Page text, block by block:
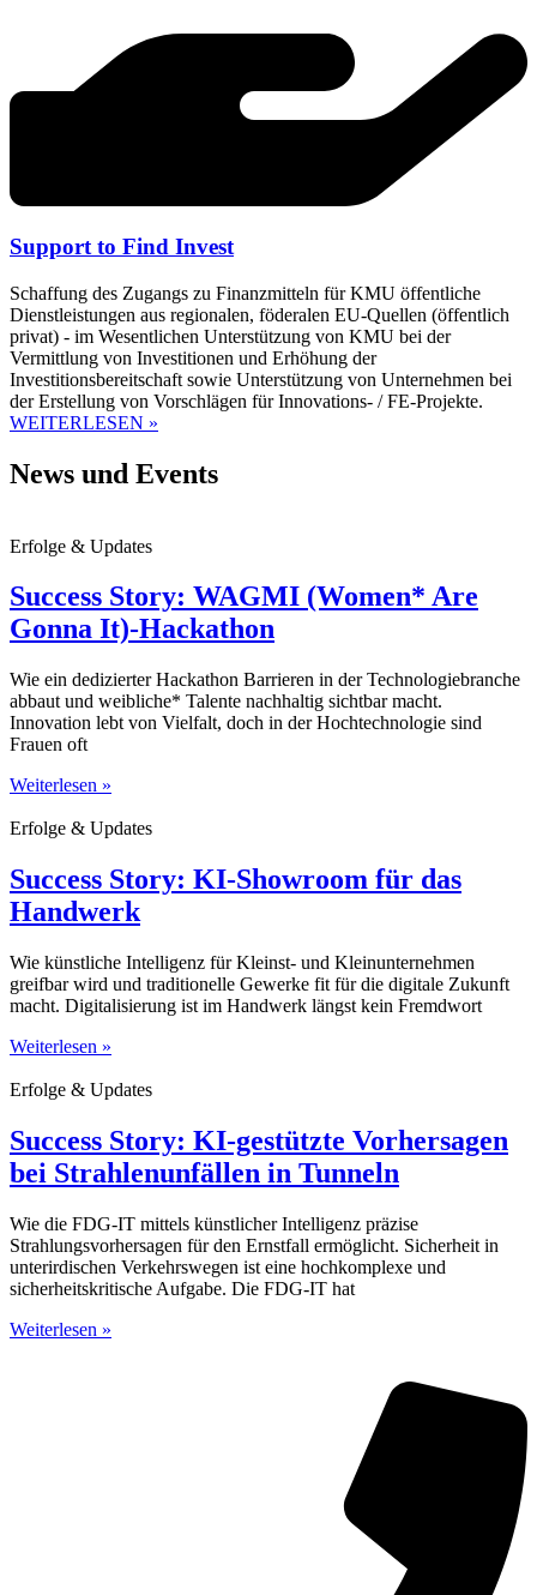
Support to Find Invest
Schaffung des Zugangs zu Finanzmitteln für KMU öffentliche
Dienstleistungen aus regionalen, föderalen EU-Quellen (öffentlich
privat) - im Wesentlichen Unterstützung von KMU bei der
Vermittlung von Investitionen und Erhöhung der
Investitionsbereitschaft sowie Unterstützung von Unternehmen bei
der Erstellung von Vorschlägen für Innovations- / FE-Projekte.
WEITERLESEN »
News und Events
Erfolge & Updates
Success Story: WAGMI (Women* Are
Gonna It)-Hackathon
Wie ein dedizierter Hackathon Barrieren in der Technologiebranche
abbaut und weibliche* Talente nachhaltig sichtbar macht.
Innovation lebt von Vielfalt, doch in der Hochtechnologie sind
Frauen oft
Weiterlesen »
Erfolge & Updates
Success Story: KI-Showroom für das
Handwerk
Wie künstliche Intelligenz für Kleinst- und Kleinunternehmen
greifbar wird und traditionelle Gewerke fit für die digitale Zukunft
macht. Digitalisierung ist im Handwerk längst kein Fremdwort
Weiterlesen »
Erfolge & Updates
Success Story: KI-gestützte Vorhersagen
bei Strahlenunfällen in Tunneln
Wie die FDG-IT mittels künstlicher Intelligenz präzise
Strahlungsvorhersagen für den Ernstfall ermöglicht. Sicherheit in
unterirdischen Verkehrswegen ist eine hochkomplexe und
sicherheitskritische Aufgabe. Die FDG-IT hat
Weiterlesen »